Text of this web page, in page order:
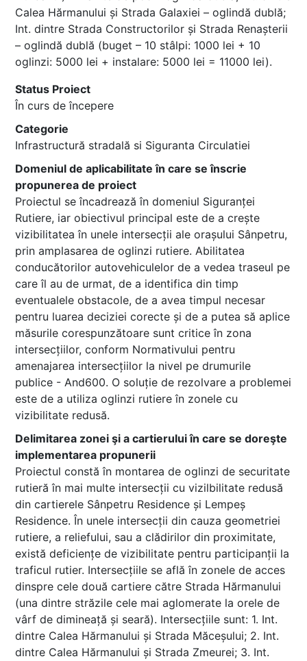
Calea Hărmanului și Strada Galaxiei – oglindă dublă;
Int. dintre Strada Constructorilor și Strada Renașterii
– oglindă dublă (buget – 10 stâlpi: 1000 lei + 10
oglinzi: 5000 lei + instalare: 5000 lei = 11000 lei).
Status Proiect
În curs de începere
Categorie
Infrastructură stradală si Siguranta Circulatiei
Domeniul de aplicabilitate în care se înscrie
propunerea de proiect
Proiectul se încadrează în domeniul Siguranței
Rutiere, iar obiectivul principal este de a crește
vizibilitatea în unele intersecții ale orașului Sânpetru,
prin amplasarea de oglinzi rutiere. Abilitatea
conducătorilor autovehiculelor de a vedea traseul pe
care îl au de urmat, de a identifica din timp
eventualele obstacole, de a avea timpul necesar
pentru luarea deciziei corecte și de a putea să aplice
măsurile corespunzătoare sunt critice în zona
intersecțiilor, conform Normativului pentru
amenajarea intersecțiilor la nivel pe drumurile
publice - And600. O soluție de rezolvare a problemei
este de a utiliza oglinzi rutiere în zonele cu
vizibilitate redusă.
Delimitarea zonei şi a cartierului în care se doreşte
implementarea propunerii
Proiectul constă în montarea de oglinzi de securitate
rutieră în mai multe intersecții cu vizilbilitate redusă
din cartierele Sânpetru Residence și Lempeș
Residence. În unele intersecții din cauza geometriei
rutiere, a reliefului, sau a clădirilor din proximitate,
există deficiențe de vizibilitate pentru participanții la
traficul rutier. Intersecțiile se află în zonele de acces
dinspre cele două cartiere către Strada Hărmanului
(una dintre străzile cele mai aglomerate la orele de
vârf de dimineață și seară). Intersecțiile sunt: 1. Int.
dintre Calea Hărmanului și Strada Măceșului; 2. Int.
dintre Calea Hărmanului și Strada Zmeurei; 3. Int.